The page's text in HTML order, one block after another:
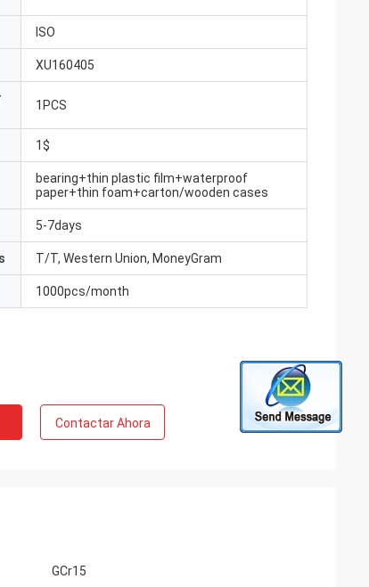
ISO
XU160405
1PCS
1$
bearing+thin plastic film+waterproof
paper+thin foam+carton/wooden cases
5-7days
T/T, Western Union, MoneyGram
1000pcs/month
Contactar Ahora
GCr15